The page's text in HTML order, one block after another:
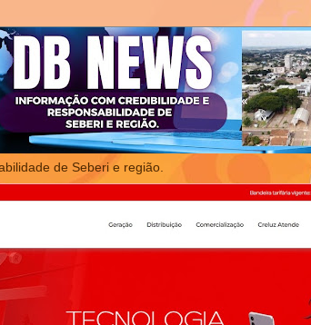
de Seberi e região.